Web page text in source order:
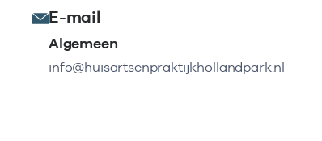
E-mail
Algemeen
info@huisartsenpraktijkhollandpark.nl